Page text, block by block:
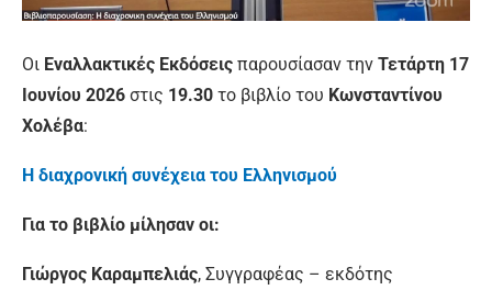
Οι Εναλλακτικές Εκδόσεις παρουσίασαν την Τετάρτη 17
Ιουνίου 2026 στις 19.30 το βιβλίο του Κωνσταντίνου
Χολέβα:
Η διαχρονική συνέχεια του Ελληνισμού
Για το βιβλίο μίλησαν οι:
Γιώργος Καραμπελιάς, Συγγραφέας – εκδότης